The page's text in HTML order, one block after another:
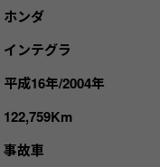
ホンダ
インテグラ
平成16年/2004年
122,759Km
事故車